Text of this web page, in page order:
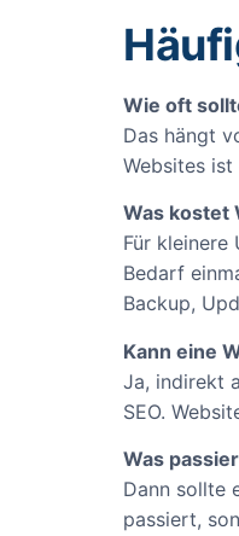
Wie oft
Das hängt
Websites
Was kostet
Für kleinere
Bedarf
Backup,
Kann eine
Ja, indirekt
SEO.
Was
Dann sollte
passiert,